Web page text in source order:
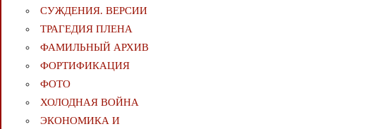
СУЖДЕНИЯ. ВЕРСИИ
ТРАГЕДИЯ ПЛЕНА
ФАМИЛЬНЫЙ АРХИВ
ФОРТИФИКАЦИЯ
ФОТО
ХОЛОДНАЯ ВОЙНА
ЭКОНОМИКА И